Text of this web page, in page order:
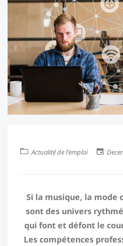
Actualité de l'emploi
Si la musique, la mode
sont des univers
qui font et défont le
Les compétences